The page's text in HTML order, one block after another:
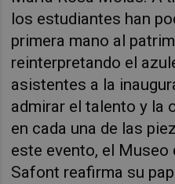
los estudiantes han
primera mano al
reinterpretando el
asistentes a la
admirar el talento y la
en cada una de las
este evento, el
Safont reafirma su